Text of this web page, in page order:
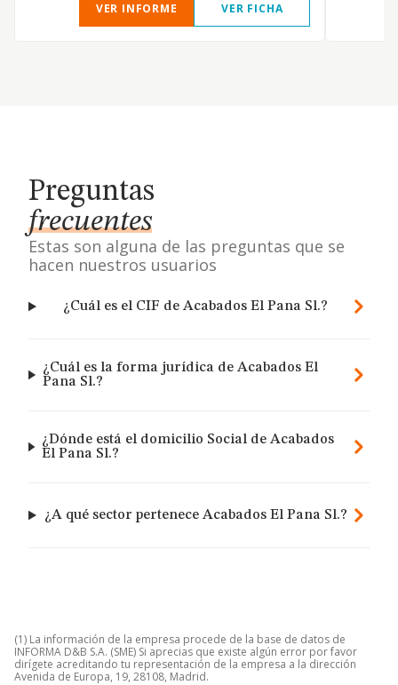
VER INFORME
VER FICHA
Preguntas
frecuentes
Estas son alguna de las preguntas que se
hacen nuestros usuarios
¿Cuál es el CIF de Acabados El Pana Sl.?
¿Cuál es la forma jurídica de Acabados El
Pana Sl.?
¿Dónde está el domicilio Social de Acabados
El Pana Sl.?
¿A qué sector pertenece Acabados El Pana Sl.?
(1) La información de la empresa procede de la base de datos de
INFORMA D&B S.A. (SME) Si aprecias que existe algún error por favor
dirígete acreditando tu representación de la empresa a la dirección
Avenida de Europa, 19, 28108, Madrid.